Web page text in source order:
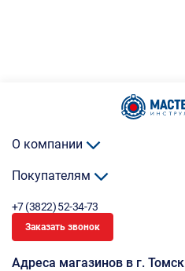
О компании
Покупателям
+7 (3822) 52-34-73
Заказать звонок
Адреса магазинов в г. Томск